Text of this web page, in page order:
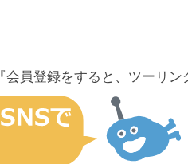
『会員登録をすると、ツーリ